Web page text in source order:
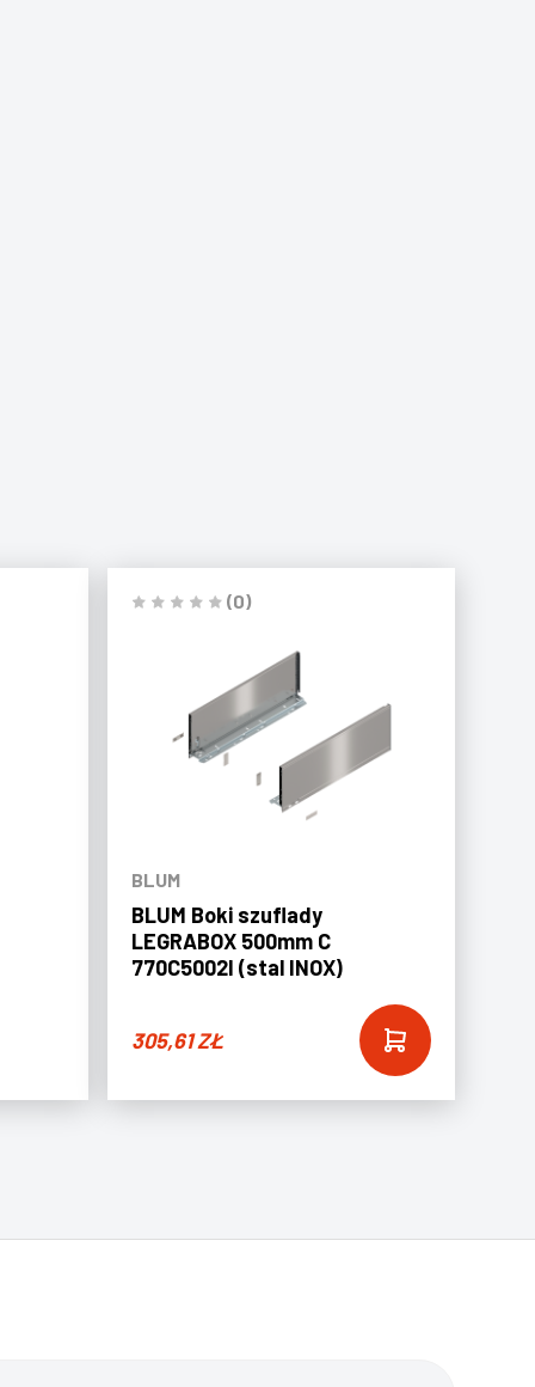
(0)
BLUM
BLUM Boki szuflady
LEGRABOX 500mm C
770C5002I (stal INOX)
305,61ZŁ